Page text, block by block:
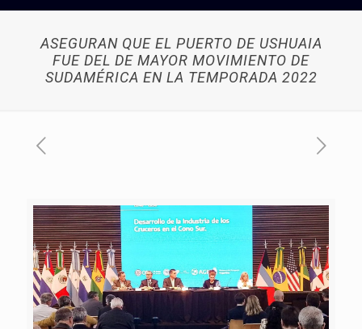
ASEGURAN QUE EL PUERTO DE USHUAIA
FUE DEL DE MAYOR MOVIMIENTO DE
SUDAMÉRICA EN LA TEMPORADA 2022